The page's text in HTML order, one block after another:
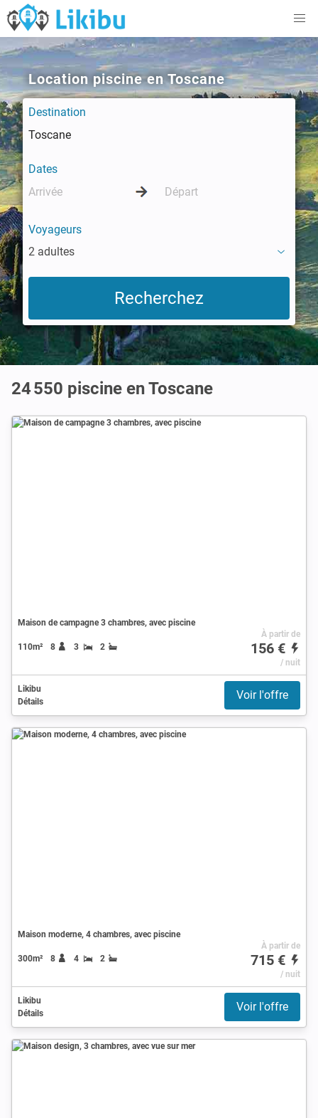
Location piscine en Toscane
Destination
Dates
Voyageurs
2 adultes
24 550 piscine en Toscane
Maison de campagne 3 chambres, avec piscine
110m² 8 3 2
À partir de
156 €
/ nuit
Likibu
Détails
Voir l'offre
Maison moderne, 4 chambres, avec piscine
300m² 8 4 2
À partir de
715 €
/ nuit
Likibu
Détails
Voir l'offre